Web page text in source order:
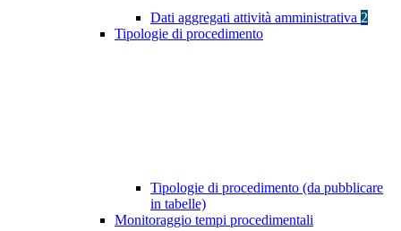
Dati aggregati attività amministrativa 2
Tipologie di procedimento
Tipologie di procedimento (da pubblicare
in tabelle)
Monitoraggio tempi procedimentali